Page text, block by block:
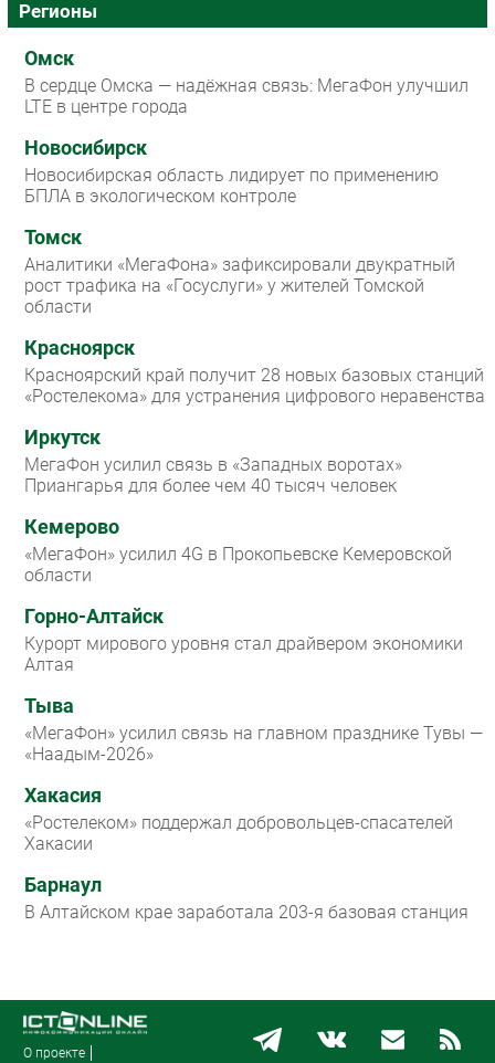
Регионы
Омск
В сердце Омска — надёжная связь: МегаФон улучшил
LTE в центре города
Новосибирск
Новосибирская область лидирует по применению
БПЛА в экологическом контроле
Томск
Аналитики «МегаФона» зафиксировали двукратный
рост трафика на «Госуслуги» у жителей Томской
области
Красноярск
Красноярский край получит 28 новых базовых станций
«Ростелекома» для устранения цифрового неравенства
Иркутск
МегаФон усилил связь в «Западных воротах»
Приангарья для более чем 40 тысяч человек
Кемерово
«МегаФон» усилил 4G в Прокопьевске Кемеровской
области
Горно-Алтайск
Курорт мирового уровня стал драйвером экономики
Алтая
Тыва
«МегаФон» усилил связь на главном празднике Тувы —
«Наадым-2026»
Хакасия
«Ростелеком» поддержал добровольцев-спасателей
Хакасии
Барнаул
В Алтайском крае заработала 203-я базовая станция
О проекте